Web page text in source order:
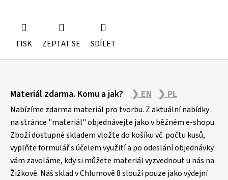
TISK ZEPTAT SE SDÍLET
KONZOLE
6900KS
Materiál zdarma. Komu a jak? ❯ EN ❯ PL
Nabízíme zdarma materiál pro tvorbu. Z aktuální nabídky
na stránce "materiál" objednávejte jako v běžném e-shopu.
Zboží dostupné skladem vložte do košíku vč. počtu kusů,
vyplňte formulář s účelem využití a po odeslání objednávky
vám zavoláme, kdy si můžete materiál vyzvednout u nás na
Žižkově. Náš sklad v Chlumově 8 slouží pouze jako výdejní